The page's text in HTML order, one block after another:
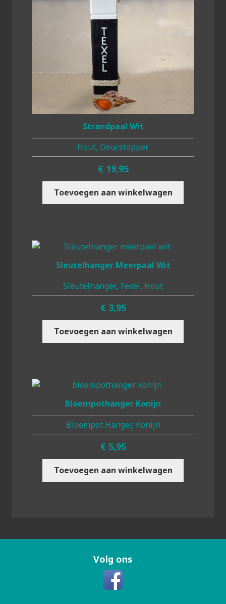
Strandpaal Wit
Hout, Deurstopper
€ 19,95
Toevoegen aan winkelwagen
Sleutelhanger Meerpaal Wit
Sleutelhanger, Texel, Hout
€ 3,95
Toevoegen aan winkelwagen
Bloempothanger Konijn
Bloempot Hanger, Konijn
€ 5,95
Toevoegen aan winkelwagen
Volg ons